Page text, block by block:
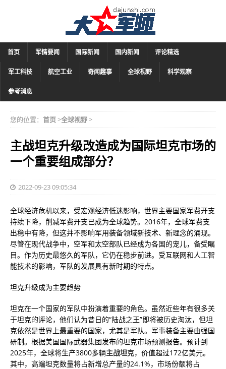
首页 军情要闻 国际新闻 国内新闻 评论精选
军工科技 航空工业 奇闻趣事 全球视野 科学观察
参考消息
您的位置： 首页>全球视野>
主战坦克升级改造成为国际坦克市场的
一个重要组成部分？
2022-09-23 09:05:34
全球经济危机以来，受宏观经济低迷影响，世界主要国家军费开支
持续下降，削减军费开支已成为全球趋势。2016年，全球军费支
出稳中有降，但这并不影响军用装备领域新技术、新理念的涌现。
尽管在现代战争中，空军和太空部队已经成为各国的宠儿，备受瞩
目。作为历史最悠久的军队，它仍在稳步前进。受互联网和人工智
能技术的影响，军队的发展具有新时期的特点。
坦克升级成为主要趋势
坦克在一个国家的军队中扮演着重要的角色。虽然近些年有很多关
于坦克的评论，他们认为昔日的“陆战之王”即将被历史淘汰，但坦
克依然是世界上最重要的国家，尤其是军队。军事装备主要由强国
研制。根据美国国际武器集团发布的坦克市场预测报告。预计到
2025年，全球将生产3800多辆主战坦克，价值超过172亿美元。
其中，高端坦克数量将占新增总产量的24.1%，市场份额将占